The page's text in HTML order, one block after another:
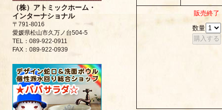
（株）アトミックホーム・
インターナショナル
〒791-8016
愛媛県松山市久万ノ台504-5
TEL：089-922-0911
FAX：089-922-0939
販売終了
数量